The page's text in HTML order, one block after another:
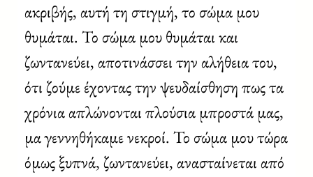
ακριβής, αυτή τη στιγμή, το σώμα μου
θυμάται. Το σώμα μου θυμάται και
ζωντανεύει, αποτινάσσει την αλήθεια του,
ότι ζούμε έχοντας την ψευδαίσθηση πως τα
χρόνια απλώνονται πλούσια μπροστά μας,
μα γεννηθήκαμε νεκροί. Το σώμα μου τώρα
όμως ξυπνά, ζωντανεύει, ανασταίνεται από